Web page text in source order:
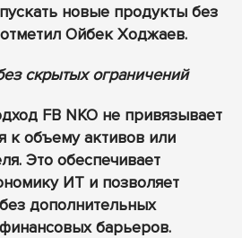
новые продукты без
Ойбек Ходжаев.
скрытых ограничений
FB NKO не привязывает
к объему активов или
Это обеспечивает
ИТ и позволяет
дополнительных
барьеров.